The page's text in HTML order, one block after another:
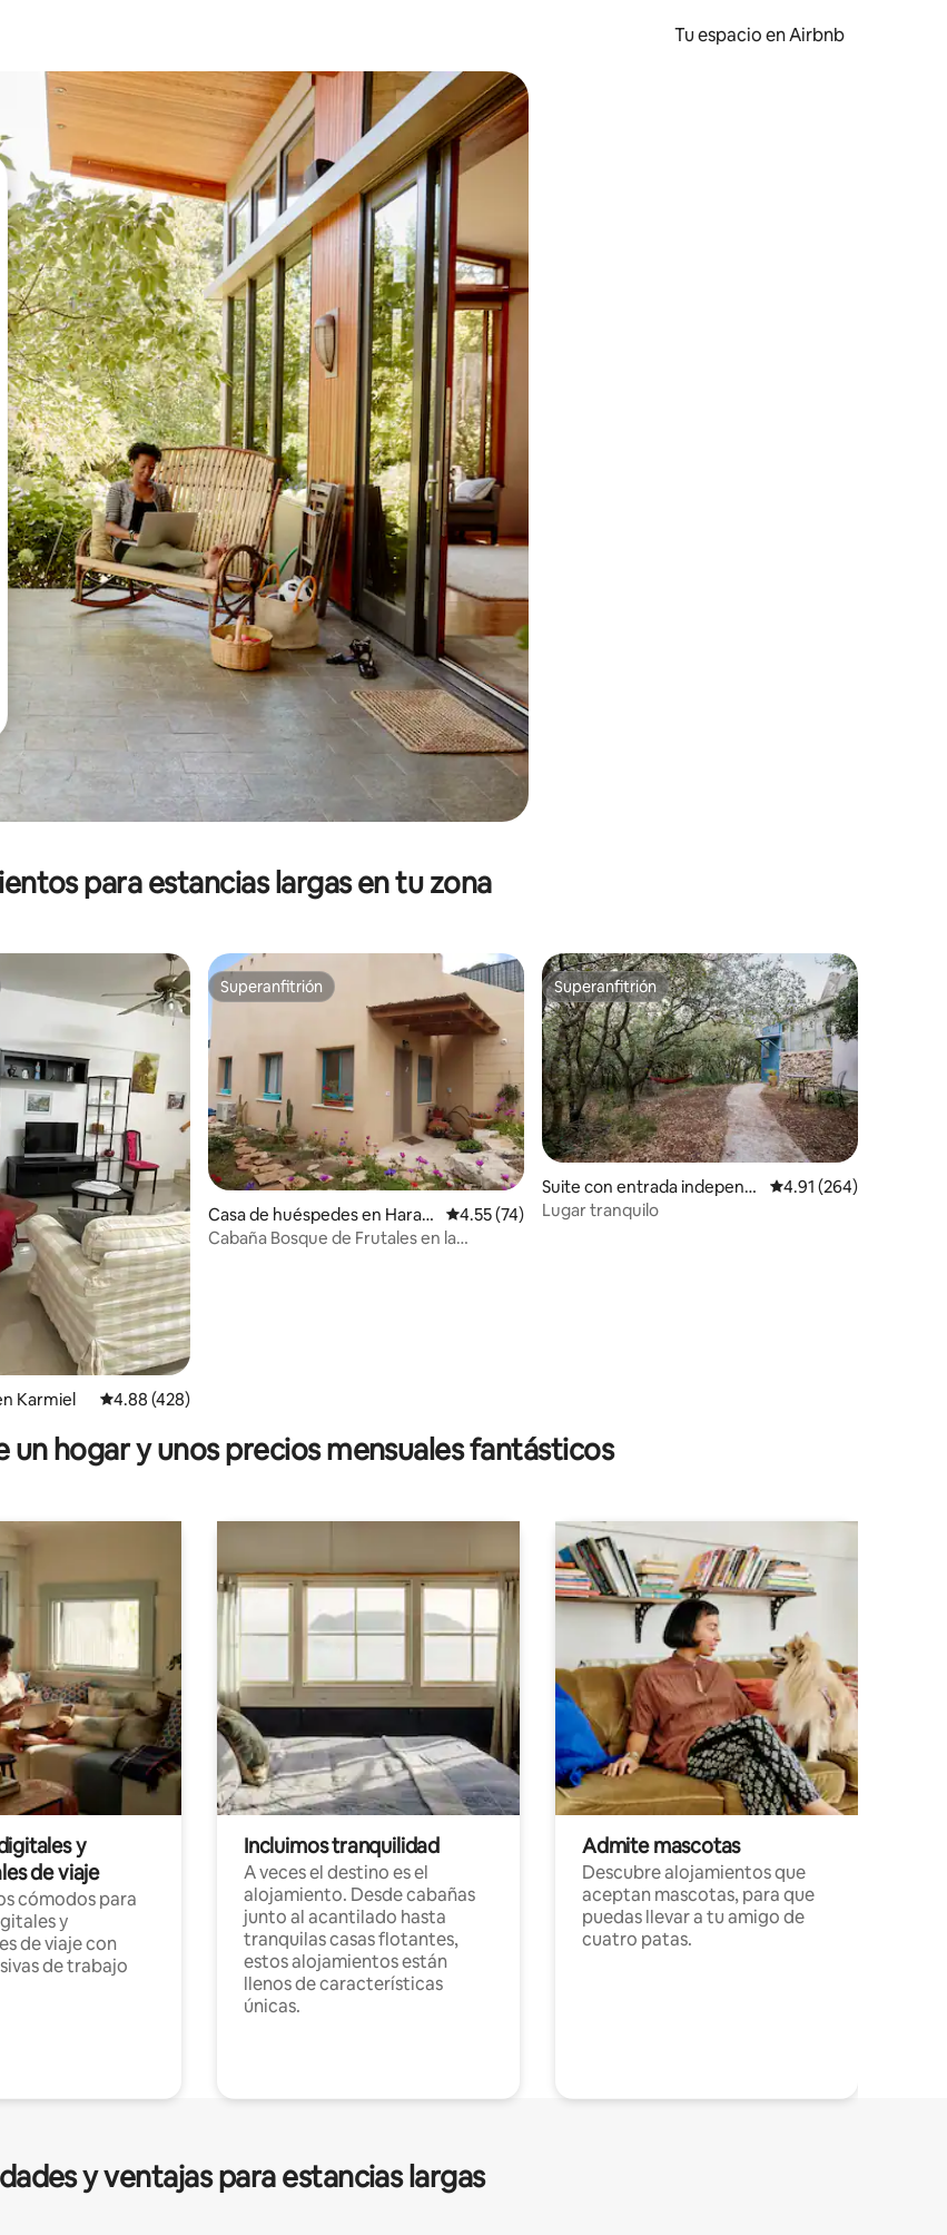
Tu espacio en Airbnb
las teclas de las flechas hacia arriba y hacia abajo, o bien tocando y deslizando la pantalla.
para estancias largas en tu zona
119 evaluaciones
Karmiel Calificación promedio: 4.88 de 5; 428 evaluaciones
4.88 (428)
Superanfitrión
Superanfitrión
Casa de huéspedes en Harari
t
Calificación promedio: 4.55 de 5; 74 evaluaciones
4.55 (74)
Cabaña Bosque de Frutales en la
Superanfitrión
Superanfitrión
Suite con entrada independi
ente en Harashim
Calificación promedio:
4.91 (264)
Lugar tranquilo
un hogar y unos precios mensuales fantásticos
y
de viaje
cómodos para
y
de viaje con
de trabajo
Incluimos tranquilidad
A veces el destino es el
alojamiento. Desde cabañas
junto al acantilado hasta
tranquilas casas flotantes,
estos alojamientos están
llenos de características
únicas.
Admite mascotas
Descubre alojamientos que
aceptan mascotas, para que
puedas llevar a tu amigo de
cuatro patas.
y ventajas para estancias largas